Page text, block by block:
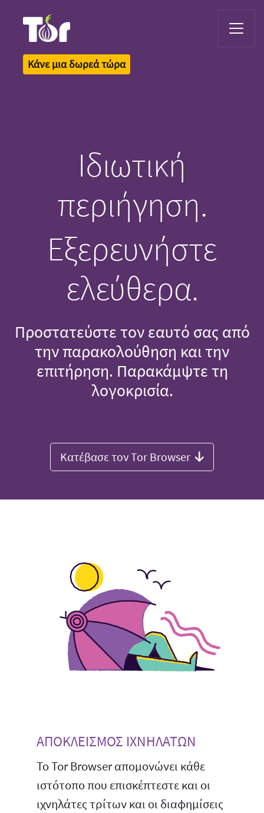
Κάνε μια δωρεά τώρα
Ιδιωτική
περιήγηση.
Εξερευνήστε
ελεύθερα.
Προστατεύστε τον εαυτό σας από
την παρακολούθηση και την
επιτήρηση. Παρακάμψτε τη
λογοκρισία.
Κατέβασε τον Tor Browser
ΑΠΟΚΛΕΙΣΜΟΣ ΙΧΝΗΛΑΤΩΝ
Το Tor Browser απομονώνει κάθε
ιστότοπο που επισκέπτεστε και οι
ιχνηλάτες τρίτων και οι διαφημίσεις